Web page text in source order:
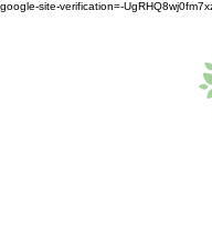
google-site-verification=-